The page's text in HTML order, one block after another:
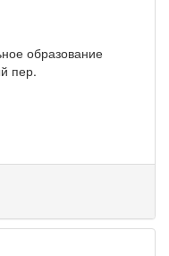
образование
пер.